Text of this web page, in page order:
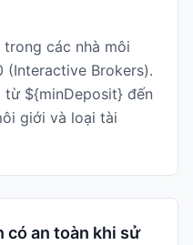
các nhà môi
Brokers).
${minDeposit} đến
giới và loại tài
có an toàn khi sử